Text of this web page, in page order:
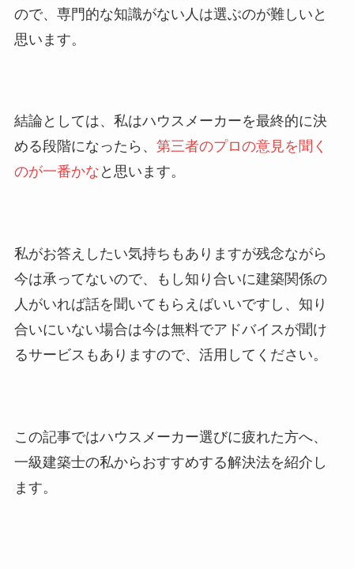
ので、専門的な知識がない人は選ぶのが難しいと
思います。
結論としては、私はハウスメーカーを最終的に決
める段階になったら、 第三者のプロの意見を聞く
のが一番かな と思います。
私がお答えしたい気持ちもありますが残念ながら
今は承ってないので、もし知り合いに建築関係の
人がいれば話を聞いてもらえばいいですし、知り
合いにいない場合は今は無料でアドバイスが聞け
るサービスもありますので、活用してください。
この記事ではハウスメーカー選びに疲れた方へ、
一級建築士の私からおすすめする解決法を紹介し
ます。